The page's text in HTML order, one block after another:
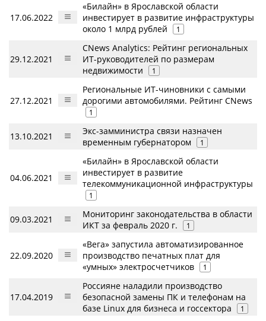
17.06.2022
«Билайн» в Ярославской области
инвестирует в развитие инфраструктуры
около 1 млрд рублей
1
29.12.2021
CNews Analytics: Рейтинг региональных
ИТ-руководителей по размерам
недвижимости
1
27.12.2021
Региональные ИТ-чиновники с самыми
дорогими автомобилями. Рейтинг CNews
1
13.10.2021
Экс-замминистра связи назначен
временным губернатором
1
04.06.2021
«Билайн» в Ярославской области
инвестирует в развитие
телекоммуникационной инфраструктуры
1
09.03.2021
Мониторинг законодательства в области
ИКТ за февраль 2020 г.
1
22.09.2020
«Вега» запустила автоматизированное
производство печатных плат для
«умных» электросчетчиков
1
17.04.2019
Россияне наладили производство
безопасной замены ПК и телефонам на
базе Linux для бизнеса и госсектора
1